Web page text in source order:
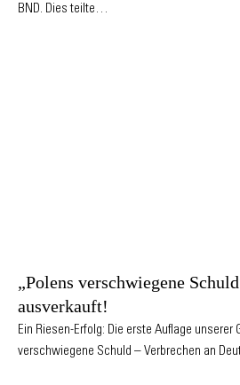
BND. Dies teilte…
„Polens verschwiegene
ausverkauft!
Ein Riesen-Erfolg: Die erste Auflage unserer
verschwiegene Schuld – Verbrechen an